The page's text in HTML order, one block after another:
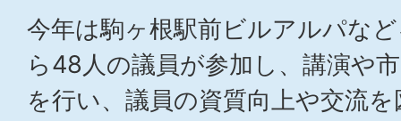
今年は駒ヶ根駅前ビルアルパな
ら48人の議員が参加し、講演や
を行い、議員の資質向上や交流